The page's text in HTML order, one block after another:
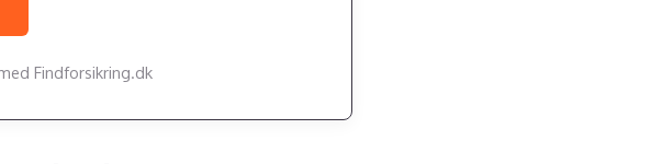
Findforsikring.dk